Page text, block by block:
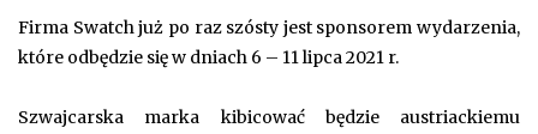
Firma Swatch już po raz szósty jest sponsorem wydarzenia,
które odbędzie się w dniach 6 – 11 lipca 2021 r.
Szwajcarska marka kibicować będzie austriackiemu